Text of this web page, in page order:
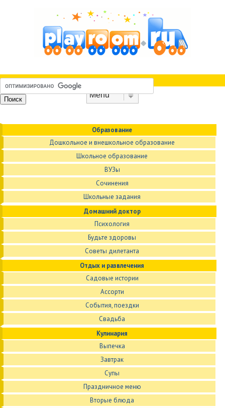
Образование
Дошкольное и внешкольное образование
Школьное образование
ВУЗы
Сочинения
Школьные задания
Домашний доктор
Психология
Будьте здоровы
Советы дилетанта
Отдых и развлечения
Садовые истории
Ассорти
События, поездки
Свадьба
Кулинария
Выпечка
Завтрак
Супы
Праздничное меню
Вторые блюда